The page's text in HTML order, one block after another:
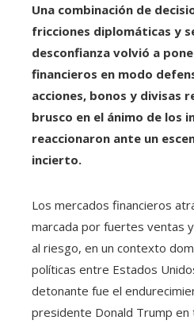
Una combinación de
fricciones diplomáticas y
desconfianza volvió a
financieros en modo
acciones, bonos y divisas
brusco en el ánimo de los
reaccionaron ante un
incierto.
Los mercados financieros
marcada por fuertes ventas
al riesgo, en un contexto
políticas entre Estados
detonante fue el
presidente Donald Trump en